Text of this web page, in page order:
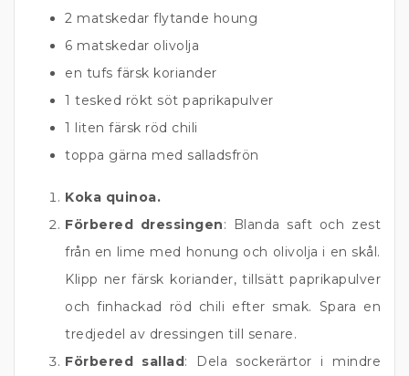
2 matskedar flytande houng
6 matskedar olivolja
en tufs färsk koriander
1 tesked rökt söt paprikapulver
1 liten färsk röd chili
toppa gärna med salladsfrön
Koka quinoa.
Förbered dressingen: Blanda saft och zest
från en lime med honung och olivolja i en skål.
Klipp ner färsk koriander, tillsätt paprikapulver
och finhackad röd chili efter smak. Spara en
tredjedel av dressingen till senare.
Förbered sallad: Dela sockerärtor i mindre